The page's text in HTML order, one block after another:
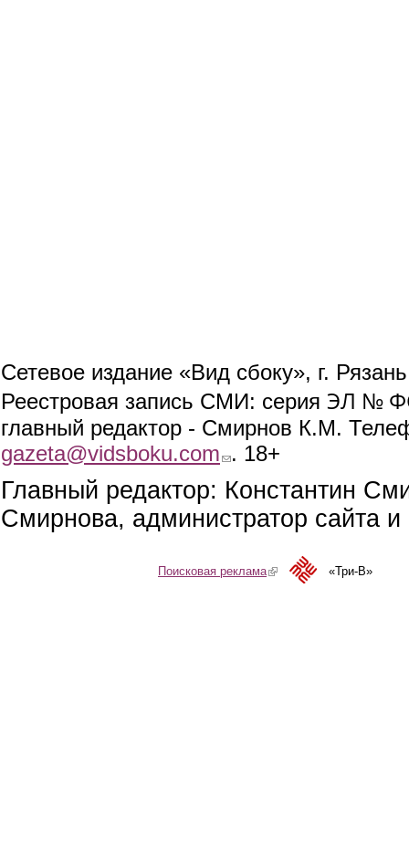
Сетевое издание «Вид сбоку», г.
Реестровая запись СМИ: серия ЭЛ №
главный редактор - Смирнов К.М.
gazeta@vidsboku.com (link sends e-mail)
. 18+
Главный редактор: Константин
Смирнова, администратор сайта
Поисковая реклама(link is external)«Три-В»